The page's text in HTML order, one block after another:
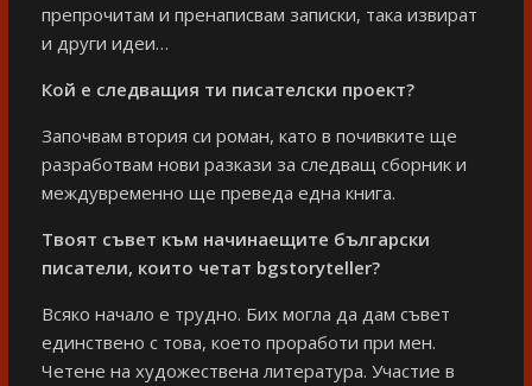
препрочитам и пренаписвам записки, така извират
и други идеи…
Кой е следващия ти писателски проект?
Започвам втория си роман, като в почивките ще
разработвам нови разкази за следващ сборник и
междувременно ще преведа една книга.
Твоят съвет към начинаещите български
писатели, които четат bgstoryteller?
Всяко начало е трудно. Бих могла да дам съвет
единствено с това, което проработи при мен.
Четене на художествена литература. Участие в